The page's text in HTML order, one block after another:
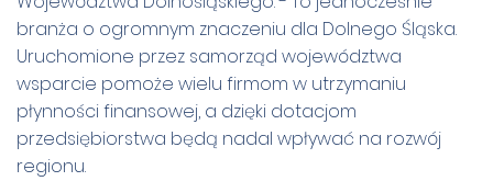
branża o ogromnym znaczeniu dla Dolnego Śląska.
Uruchomione przez samorząd województwa
wsparcie pomoże wielu firmom w utrzymaniu
płynności finansowej, a dzięki dotacjom
przedsiębiorstwa będą nadal wpływać na rozwój
regionu.